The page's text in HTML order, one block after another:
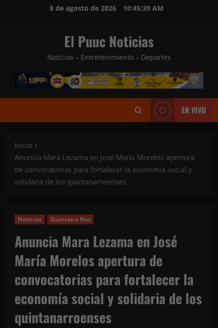
8 de agosto de 2026 10:45:41 AM
El Puuc Noticias
Noticias – Entretenimiento – Deportes
EN VIVO
Inicio
Anuncia Mara Lezama en José María Morelos apertura
de convocatorias para fortalecer la economía social y
solidaria de los quintanarroenses
Noticias Quintana Roo
Anuncia Mara Lezama en José
María Morelos apertura de
convocatorias para fortalecer la
economía social y solidaria de los
quintanarroenses